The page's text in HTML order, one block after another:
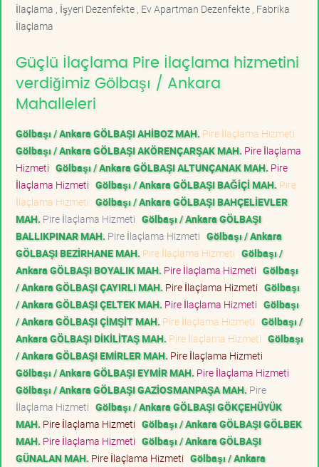
İlaçlama , İşyeri Dezenfekte , Ev Apartman Dezenfekte , Fabrika
İlaçlama
Güçlü İlaçlama Pire İlaçlama hizmetini
verdiğimiz Gölbaşı / Ankara
Mahalleleri
Gölbaşı / Ankara GÖLBAŞI AHİBOZ MAH. Pire İlaçlama Hizmeti
Gölbaşı / Ankara GÖLBAŞI AKÖRENÇARŞAK MAH. Pire İlaçlama
Hizmeti Gölbaşı / Ankara GÖLBAŞI ALTUNÇANAK MAH. Pire
İlaçlama Hizmeti Gölbaşı / Ankara GÖLBAŞI BAĞİÇİ MAH. Pire
İlaçlama Hizmeti Gölbaşı / Ankara GÖLBAŞI BAHÇELİEVLER
MAH. Pire İlaçlama Hizmeti Gölbaşı / Ankara GÖLBAŞI
BALLIKPINAR MAH. Pire İlaçlama Hizmeti Gölbaşı / Ankara
GÖLBAŞI BEZİRHANE MAH. Pire İlaçlama Hizmeti Gölbaşı /
Ankara GÖLBAŞI BOYALIK MAH. Pire İlaçlama Hizmeti Gölbaşı
/ Ankara GÖLBAŞI ÇAYIRLI MAH. Pire İlaçlama Hizmeti Gölbaşı
/ Ankara GÖLBAŞI ÇELTEK MAH. Pire İlaçlama Hizmeti Gölbaşı
/ Ankara GÖLBAŞI ÇİMŞİT MAH. Pire İlaçlama Hizmeti Gölbaşı /
Ankara GÖLBAŞI DİKİLİTAŞ MAH. Pire İlaçlama Hizmeti Gölbaşı
/ Ankara GÖLBAŞI EMİRLER MAH. Pire İlaçlama Hizmeti
Gölbaşı / Ankara GÖLBAŞI EYMİR MAH. Pire İlaçlama Hizmeti
Gölbaşı / Ankara GÖLBAŞI GAZİOSMANPAŞA MAH. Pire
İlaçlama Hizmeti Gölbaşı / Ankara GÖLBAŞI GÖKÇEHÜYÜK
MAH. Pire İlaçlama Hizmeti Gölbaşı / Ankara GÖLBAŞI GÖLBEK
MAH. Pire İlaçlama Hizmeti Gölbaşı / Ankara GÖLBAŞI
GÜNALAN MAH. Pire İlaçlama Hizmeti Gölbaşı / Ankara